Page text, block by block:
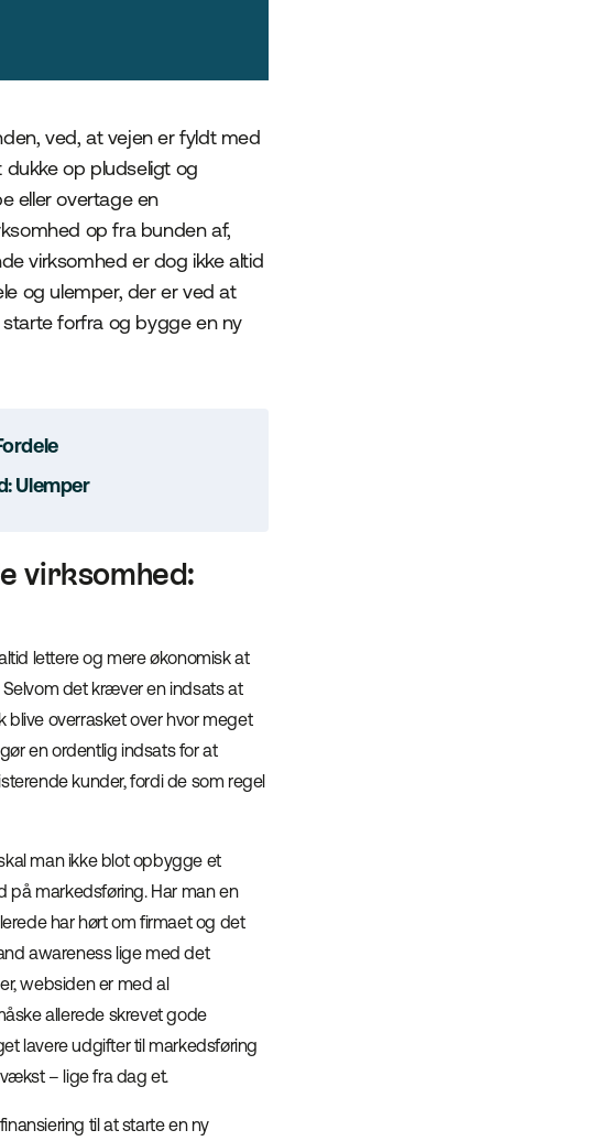
Ulemper
ved, at vejen er fyldt med
op pludseligt og
eller overtage en
op fra bunden af,
virksomhed er dog ikke altid
og ulemper, der er ved at
forfra og bygge en ny
virksomhed:
lettere og mere økonomisk at
det kræver en indsats at
blive overrasket over hvor meget
en ordentlig indsats for at
kunder, fordi de som regel
man ikke blot opbygge et
på markedsføring. Har man en
har hørt om firmaet og det
awareness lige med det
websiden er med al
allerede skrevet gode
lavere udgifter til markedsføring
– lige fra dag et.
til at starte en ny